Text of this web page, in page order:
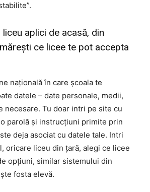
aplici de acasă, din
ce licee te pot accepta
națională în care școala te
datele – date personale, medii,
necesare. Tu doar intri pe site cu
parolă și instrucțiuni primite prin
deja asociat cu datele tale. Intri
oricare liceu din țară, alegi ce licee
opțiuni, similar sistemului din
fosta elevă.